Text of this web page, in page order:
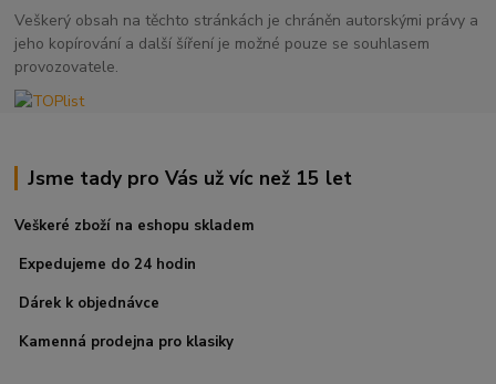
Veškerý obsah na těchto stránkách je chráněn autorskými právy a
jeho kopírování a další šíření je možné pouze se souhlasem
provozovatele.
Jsme tady pro Vás už víc než 15 let
Veškeré zboží na eshopu skladem
Expedujeme do 24 hodin
Dárek k objednávce
Kamenná prodejna pro klasiky